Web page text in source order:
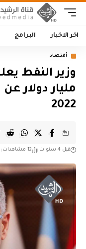
اخر الاخبار البرامج
أقتصاد
مليار دولار
2022
قبل 4 سنوات 12 مشاهدات